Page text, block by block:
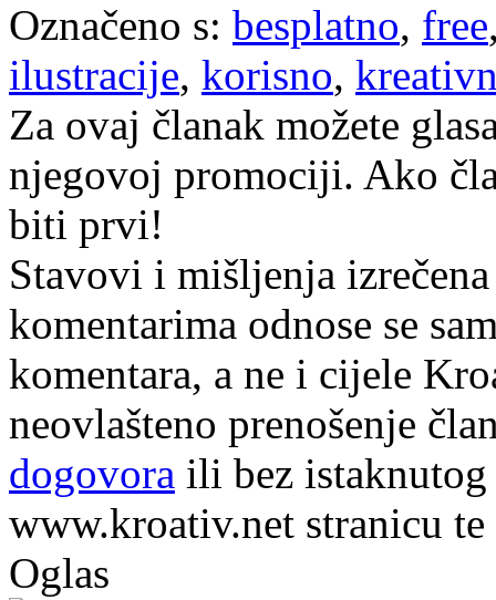
Označeno s: besplatno, free
ilustracije, korisno,
Za ovaj članak možete
njegovoj promociji. Ako
biti prvi!
Stavovi i mišljenja
komentarima odnose se
komentara, a ne i cijele
neovlašteno prenošenje
dogovora ili bez
www.kroativ.net stranicu te
Oglas